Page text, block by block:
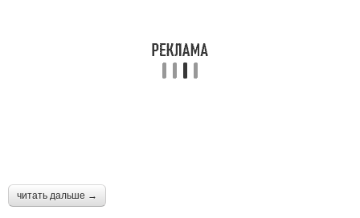
читать дальше →